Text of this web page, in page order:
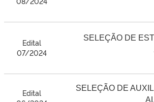
Edital
07/2024
SELEÇÃO DE
Edital
SELEÇÃO DE